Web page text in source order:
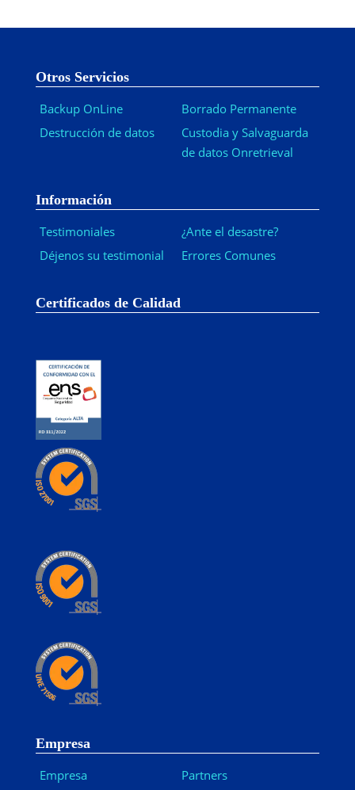
Otros Servicios
Backup OnLine
Destrucción de datos
Borrado Permanente
Custodia y Salvaguarda
de datos Onretrieval
Información
Testimoniales
Déjenos su testimonial
¿Ante el desastre?
Errores Comunes
Certificados de Calidad
Empresa
Empresa
Partners